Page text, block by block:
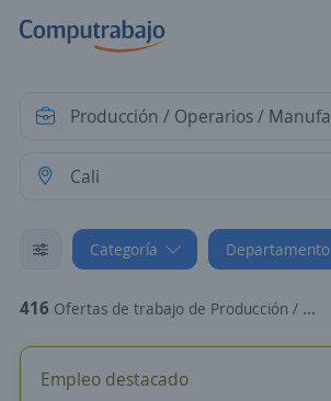
Categoría Departamento
416 Ofertas de trabajo de Producción / Operarios / Manufactura en Cali, Valle del Cauca
Empleo destacado